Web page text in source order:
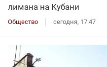
лимана на Кубани
Общество сегодня, 17:47